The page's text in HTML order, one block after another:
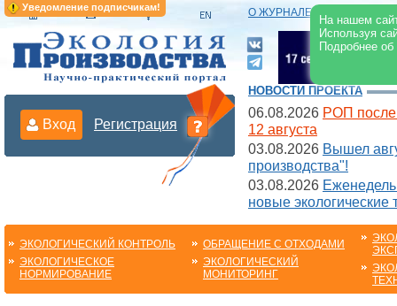
Уведомление подписчикам!
На нашем
Используя
Подробнее
О ЖУРНАЛЕ |
Вход Регистрация
НОВОСТИ ПРОЕКТА
06.08.2026 РОП после
12 августа
03.08.2026 Вышел
производства"!
03.08.2026
новые экологические
ЭКОЛОГИЧЕСКИЙ КОНТРОЛЬ
ЭКОЛОГИЧЕСКОЕ
НОРМИРОВАНИЕ
ОБРАЩЕНИЕ С ОТХОДАМИ
ЭКОЛОГИЧЕСКИЙ
МОНИТОРИНГ